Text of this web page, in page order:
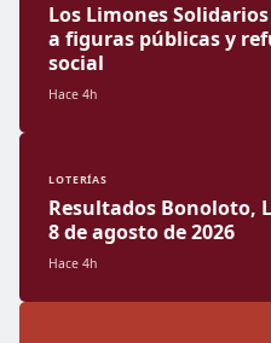
Los Limones
a figuras públicas y
social
Hace 4h
LOTERÍAS
Resultados Bonoloto,
8 de agosto de 2026
Hace 4h